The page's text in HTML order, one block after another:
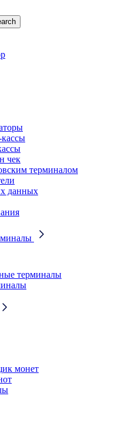
чек
терминалом
данных
терминалы
монет